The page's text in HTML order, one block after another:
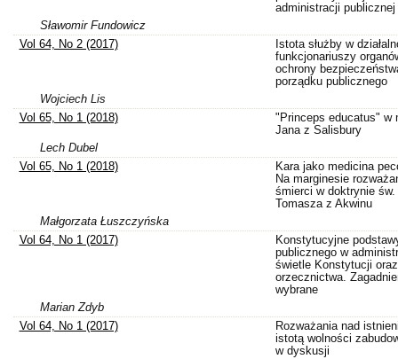
administracji publicznej
Sławomir Fundowicz
Vol 64, No 2 (2017)
Istota służby w
funkcjonariuszy
ochrony
porządku publicznego
Wojciech Lis
Vol 65, No 1 (2018)
"Princeps educatus" w
Jana z Salisbury
Lech Dubel
Vol 65, No 1 (2018)
Kara jako medicina
Na marginesie
śmierci w doktrynie św.
Tomasza z Akwinu
Małgorzata Łuszczyńska
Vol 64, No 1 (2017)
Konstytucyjne
publicznego w
świetle Konstytucji oraz
orzecznictwa.
wybrane
Marian Zdyb
Vol 64, No 1 (2017)
Rozważania nad
istotą wolności
w dyskusji